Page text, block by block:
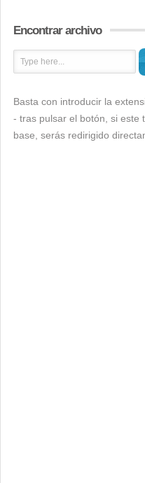
Encontrar archivo
Basta con introducir la
- tras pulsar el botón, si este
base, serás redirigido